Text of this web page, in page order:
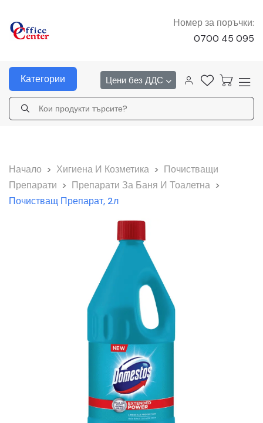
Номер за поръчки:
0700 45 095
Категории Цени без ДДС
Начало > Хигиена И Козметика > Почистващи
Препарати > Препарати За Баня И Тоалетна >
Почистващ Препарат, 2л